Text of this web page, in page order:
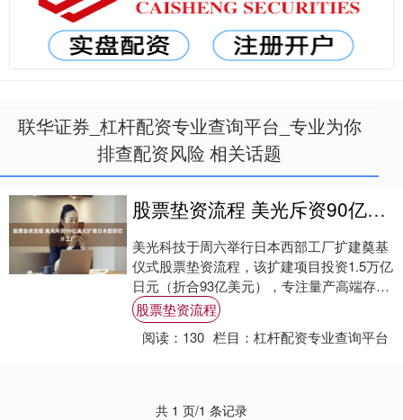
联华证券_杠杆配资专业查询平台_专业为你
排查配资风险 相关话题
股票垫资流程 美光斥资90亿美元扩建日本西部芯片工厂
美光科技于周六举行日本西部工厂扩建奠基
仪式股票垫资流程，该扩建项目投资1.5万亿
日元（折合93亿美元），专注量产高端存储
芯片。 这家总部位于爱达荷州博伊西市的
企....
股票垫资流程
阅读： 130 栏目：杠杆配资专业查询平台
共 1 页/1 条记录